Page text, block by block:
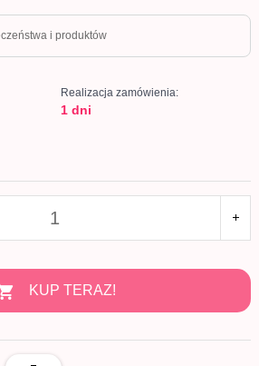
i produktów
Realizacja zamówienia:
1 dni
KUP TERAZ!